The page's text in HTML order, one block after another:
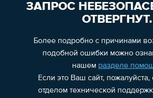
ЗАПРОС
ОТВЕРГНУТ.
Более подробно с причинами
подобной ошибки можно
нашем разделе
Если это Ваш сайт, пожалуйста,
отделом технической